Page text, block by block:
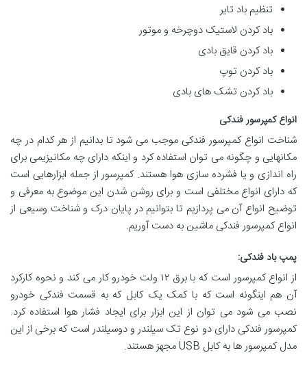
تنظیم باد تایر
باد کردن لاستیک دوچرخه و موتور
باد کردن قایق بادی
باد کردن توپ
باد کردن تشک های بادی
انواع کمپرسور فندکی
شناخت انواع کمپرسور فندکی موجب می شود تا بدانیم از هر کدام در چه
مکانهایی و چگونه می توان استفاده کرد و اینکه دارای چه مکانیزیمی برای
راه اندازی و یا فشرده سازی هوا هستند. کمپرسور از جمله ابزارهایی است
که دارای انواع مختلفی است و برای روشن شدن این موضوع به معرفی و
توضیح انواع آن می پردازیم تا بتوانیم در پایان درک و شناخت وسیعی از
انواع کمپرسور فندکی ماشین به دست آوریم.
پمپ باد فندکی:
از انواع کمپرسور است که با برق ۱۲ ولت خودرو کار می کند و نحوه کارکرد
آن هم اینگونه است که با کمک یک کابل که به قسمت فندکی خودرو
نصب می شود می توان از این ابزار برای ایجاد فشار هوا استفاده کرد.
کمپرسور فندکی دارای دو نوع تک سیلندر و دوسیلندر است که برخی از این
مدل کمپرسور ها به کابل USB مجهز هستند.